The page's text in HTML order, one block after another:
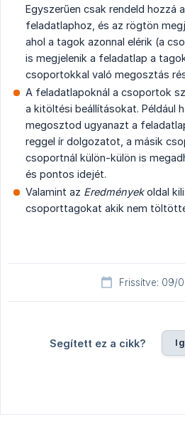
Egyszerűen csak rendeld hozzá
feladatlaphoz, és az rögtön
ahol a tagok azonnal elérik (a
is megjelenik a feladatlap a
csoportokkal való megosztás
A feladatlapoknál a csoportok
a kitöltési beállításokat. Például
megosztod ugyanazt a
reggel ír dolgozatot, a másik
csoportnál külön-külön is
és pontos idejét.
Valamint az Eredményekoldal
csoporttagokat akik nem
Frissítve: 09/
Segített ez a cikk?